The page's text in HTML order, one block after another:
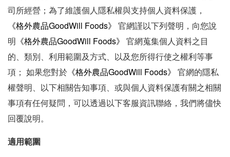
司所經營；為了維護個人隱私權與支持個人資料保護，
《格外農品GoodWill Foods》 官網謹以下列聲明，向您說
明
《格外農品GoodWill Foods》 官網蒐集個人資料之目
的、類別、利用範圍及方式、以及您所得行使之權利等事
項； 如果您對於 《格外農品GoodWill Foods》 官網的隱私
權聲明、以下相關告知事項、或與個人資料保護有關之相關
事項有任何疑問，可以透過以下客服資訊聯絡，我們將儘快
回覆說明。
適用範圍